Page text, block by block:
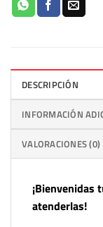
DESCRIPCIÓN
INFORMACIÓN
VALORACIONES (0)
¡Bienvenidas
atenderlas!